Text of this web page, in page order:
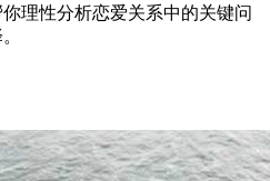
理性分析恋爱关系中的关键问